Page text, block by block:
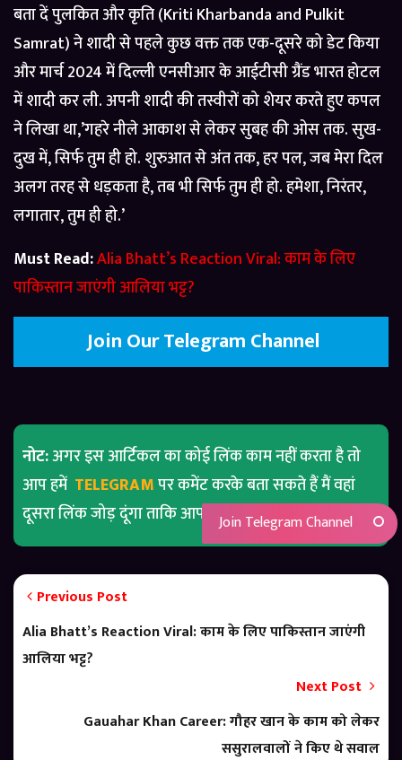
बता दें पुलकित और कृति (Kriti Kharbanda and Pulkit
Samrat) ने शादी से पहले कुछ वक्त तक एक-दूसरे को डेट किया
और मार्च 2024 में दिल्ली एनसीआर के आईटीसी ग्रैंड भारत होटल
में शादी कर ली. अपनी शादी की तस्वीरों को शेयर करते हुए कपल
ने लिखा था,’गहरे नीले आकाश से लेकर सुबह की ओस तक. सुख-
दुख में, सिर्फ तुम ही हो. शुरुआत से अंत तक, हर पल, जब मेरा दिल
अलग तरह से धड़कता है, तब भी सिर्फ तुम ही हो. हमेशा, निरंतर,
लगातार, तुम ही हो.’
Must Read:Alia Bhatt’s Reaction Viral: काम के लिए
पाकिस्तान जाएंगी आलिया भट्ट?
Join Our Telegram Channel
नोट:अगर इस आर्टिकल का कोई लिंक काम नहीं करता है तो
आप हमें TELEGRAMपर कमेंट करके बता सकते हैं मैं वहां
दूसरा लिंक जोड़ दूंगा ताकि आपको कोई परेशानी ना हो
Previous Post
Alia Bhatt’s Reaction Viral: काम के लिए पाकिस्तान जाएंगी
आलिया भट्ट?
Next Post
Gauahar Khan Career: गौहर खान के काम को लेकर
ससुरालवालों ने किए थे सवाल
Join Telegram Channel